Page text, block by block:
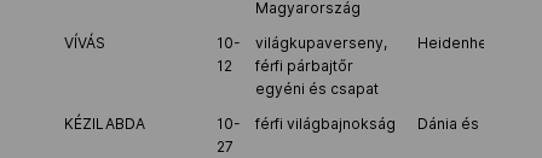
Magyarország
VÍVÁS
10-
12
világkupaverseny,
férfi párbajtőr
egyéni és csapat
Heidenheim/
KÉZILABDA
10-
27
férfi világbajnokság Dánia és